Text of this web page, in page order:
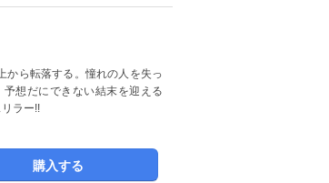
から転落する。憧れの人を失っ
想だにできない結末を迎える
ラー!!
購入する